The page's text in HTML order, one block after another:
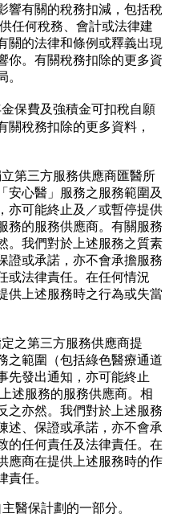
響有關的稅務扣減，包括稅
任何稅務、會計或法律建
關的法律和條例或釋義出現
你。有關稅務扣除的更多資
。
保費及強積金可扣稅自願
關稅務扣除的更多資料，
第三方服務供應商匯醫所
安心醫」服務之服務範圍及
亦可能終止及／或暫停提供
務的服務供應商。有關服務
。我們對於上述服務之質素
證或承諾，亦不會承擔服務
或法律責任。在任何情況
供上述服務時之行為或失當
之第三方服務供應商提
之範圍（包括綠色醫療通道
先發出通知，亦可能終止
述服務的服務供應商。相
之亦然。我們對於上述服務
述、保證或承諾，亦不會承
的任何責任及法律責任。在
應商在提供上述服務時的作
責任。
醫保計劃的一部分。